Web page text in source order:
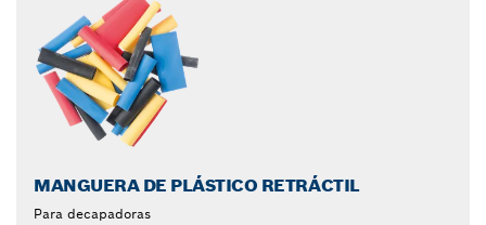
MANGUERA DE PLÁSTICO RETRÁCTIL
Para decapadoras